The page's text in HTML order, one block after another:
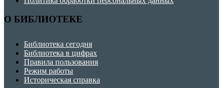
О БИБЛИОТЕКЕ
Библиотека сегодня
Библиотека в цифрах
Правила пользования
Режим работы
Историческая справка